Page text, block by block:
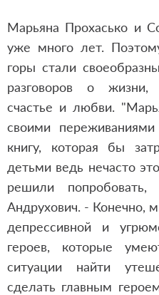
Марьяна Прохасько и
уже много лет.
горы стали
разговоров о жизни,
счастье и любви.
своими
книгу, которая бы
детьми ведь нечасто
решили
Андрухович. - Конечно,
депрессивной и
героев, которые
ситуации найти
сделать главным